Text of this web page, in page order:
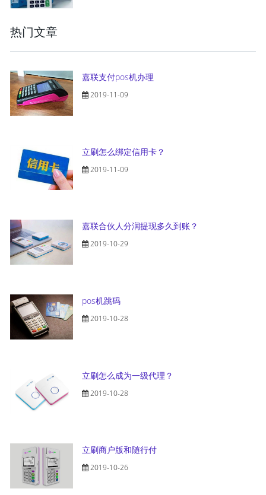
热门文章
嘉联支付pos机办理
2019-11-09
立刷怎么绑定信用卡？
2019-11-09
嘉联合伙人分润提现多久到账？
2019-10-29
pos机跳码
2019-10-28
立刷怎么成为一级代理？
2019-10-28
立刷商户版和随行付
2019-10-26